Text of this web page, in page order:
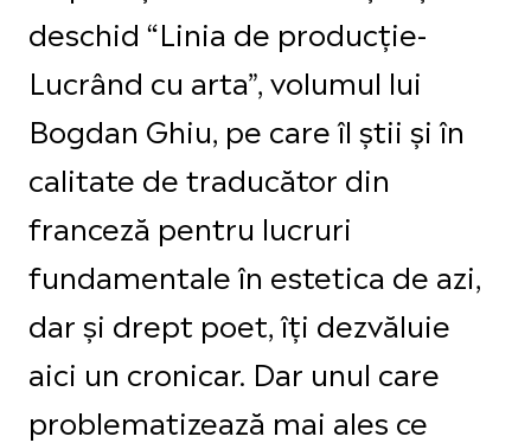
deschid “Linia de producție-
Lucrând cu arta”, volumul lui
Bogdan Ghiu, pe care îl știi și în
calitate de traducător din
franceză pentru lucruri
fundamentale în estetica de azi,
dar și drept poet, îți dezvăluie
aici un cronicar. Dar unul care
problematizează mai ales ce